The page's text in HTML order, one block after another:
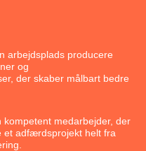
arbejdsplads producere
og
der skaber målbart bedre
kompetent medarbejder, der
adfærdsprojekt helt fra